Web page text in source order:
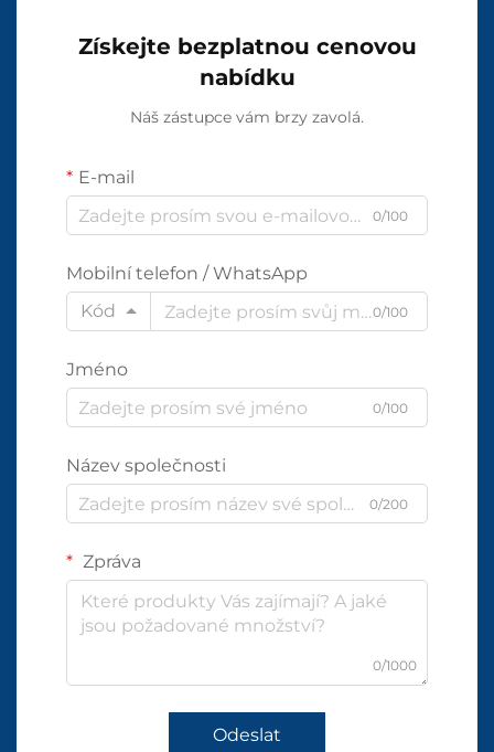
Získejte bezplatnou cenovou
nabídku
Náš zástupce vám brzy zavolá.
E-mail
0/100
Mobilní telefon / WhatsApp
Kód
0/100
Jméno
0/100
Název společnosti
0/200
Zpráva
0/1000
Odeslat